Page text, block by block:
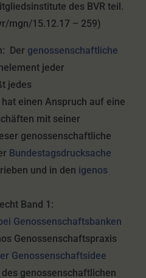
des BVR teil.
mgn/15.12.17 – 259)
Der genossenschaftliche
jeder
jedes
einen Anspruch auf eine
mit seiner
genossenschaftliche
Bundestagsdrucksache
und in den igenos
Band 1:
Genossenschaftsbanken
Genossenschaftspraxis
Genossenschaftsidee
genossenschaftlichen